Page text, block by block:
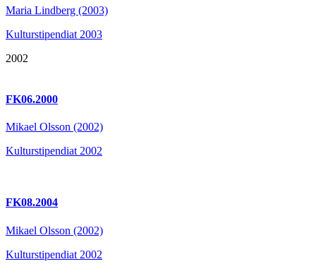
Maria Lindberg (2003)
Kulturstipendiat 2003
2002
FK06.2000
Mikael Olsson (2002)
Kulturstipendiat 2002
FK08.2004
Mikael Olsson (2002)
Kulturstipendiat 2002